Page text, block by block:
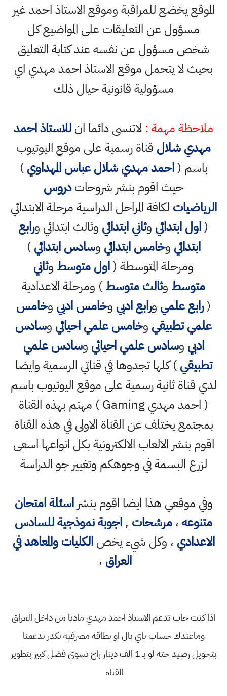
الموقع يخضع للمراقبة وموقع الاستاذ احمد غير
مسؤول عن التعليقات على المواضيع كل
شخص مسؤول عن نفسه عند كتابة التعليق
بحيث لا يتحمل موقع الاستاذ احمد مهدي اي
مسؤولية قانونية حيال ذلك
ملاحظة مهمة : لاتنسى دائما انللاستاذ احمد
مهدي شلال قناة رسمية على موقع اليوتيوب
باسم (احمد مهدي شلال عباس المهداوي)
حيث اقوم بنشر شروحاتدروس
الرياضيات لكافة المراحل الدراسية مرحلة الابتدائي
(اول ابتدائي وثاني ابتدائي وثالث ابتدائي ورابع
ابتدائي وخامس ابتدائي وسادس ابتدائي)
ومرحلة المتوسطة (اول متوسط وثاني
متوسط وثالث متوسط) ومرحلة الاعدادية
(رابع علمي ورابع ادبي وخامس ادبي وخامس
علمي تطبيقي وخامس علمي احيائي وسادس
ادبي وسادس علمي احيائي وسادس علمي
تطبيقي) كلها تجدوها في قناتي الرسمية وايضا
لدي قناة ثانية رسمية على موقع اليوتيوب باسم
( احمد مهدي Gaming ) مهتم بهذه القناة
بمجتمع يختلف عن القناة الاولى في هذه القناة
اقوم بنشر الالعاب الالكترونية بكل انواعها اسعى
لزرع البسمة في وجوهكم وتغيير جو الدراسة
وفي موقعي هذا ايضا اقوم بنشراسئلة امتحان
متنوعه،مرشحات ,اجوبة نموذجية للسادس
الاعدادي ، وكل شيء يخصالكليات والمعاهد في
العراق ،
اذا كنت حاب تدعم الاستاذ احمد مهدي ماديا من داخل العراق
وماعندك حساب باي بال او بطاقة مصرفية تكدر تدعمنا
بتحويل رصيد حته لو بـ 1 الف دينار راح تسوي فضل كبير بتطوير
القناة